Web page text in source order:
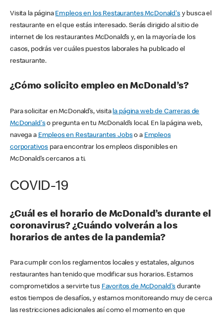
Visita la página Empleos en los Restaurantes McDonald'sy busca el
restaurante en el que estás interesado. Serás dirigido al sitio de
internet de los restaurantes McDonald’s y, en la mayoría de los
casos, podrás ver cuáles puestos laborales ha publicado el
restaurante.
¿Cómo solicito empleo en McDonald’s?
Para solicitar en McDonald’s, visita la página web de Carreras de
McDonald'so pregunta en tu McDonald’s local. En la página web,
navega a Empleos en Restaurantes Jobso a Empleos
corporativos para encontrar los empleos disponibles en
McDonald’s cercanos a ti.
COVID-19
¿Cuál es el horario de McDonald’s durante el
coronavirus? ¿Cuándo volverán a los
horarios de antes de la pandemia?
Para cumplir con los reglamentos locales y estatales, algunos
restaurantes han tenido que modificar sus horarios. Estamos
comprometidos a servirte tus Favoritos de McDonald's durante
estos tiempos de desafíos, y estamos monitoreando muy de cerca
las restricciones adicionales así como el momento en que